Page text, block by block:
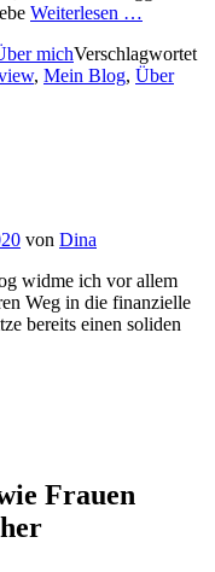
Weiterlesen …
michVerschlagwortet
, Mein Blog, Über
von Dina
widme ich vor allem
Weg in die finanzielle
bereits einen soliden
Frauen